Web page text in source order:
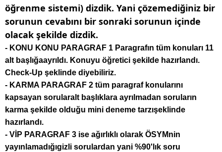
öğrenme sistemi) dizdik. Yani çözemediğiniz bir
sorunun cevabını bir sonraki sorunun içinde
olacak şekilde dizdik.
- KONU KONU PARAGRAF 1 Paragrafın tüm konuları 11
alt başlığaayrıldı. Konuyu öğretici şekilde hazırlandı.
Check-Up şeklinde diyebiliriz.
- KARMA PARAGRAF 2 tüm paragraf konularını
kapsayan sorularalt başlıklara ayrılmadan soruların
karma şekilde olduğu mini deneme tarzışeklinde
hazırlandı.
- VİP PARAGRAF 3 ise ağırlıklı olarak ÖSYMnin
yayınlamadığıgizli sorulardan yani %90'lık soru